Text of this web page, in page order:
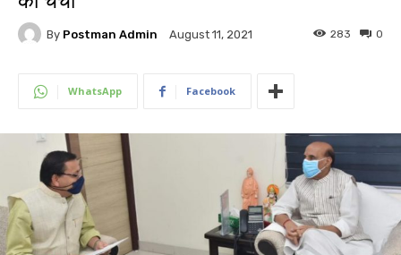
By Postman Admin August 11, 2021 0
283
WhatsApp Facebook